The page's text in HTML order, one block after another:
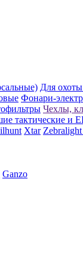
Для
Фонари-
Чехлы,
тактические и
Xtar
Ganzo